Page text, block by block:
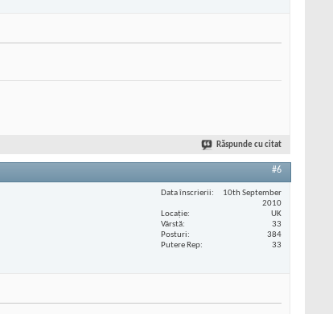
Răspunde cu citat
#6
Data înscrierii
10th September
2010
Locaţie
UK
Vârstă
33
Posturi
384
Putere Rep
33